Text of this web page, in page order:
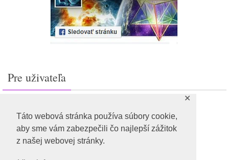
Táto webová stránka používa súbory cookie,
aby sme vám zabezpečili čo najlepší zážitok
z našej webovej stránky.
✕
Pre uživateľa
Feed záznamov
RSS feed komentárov
WordPress.org